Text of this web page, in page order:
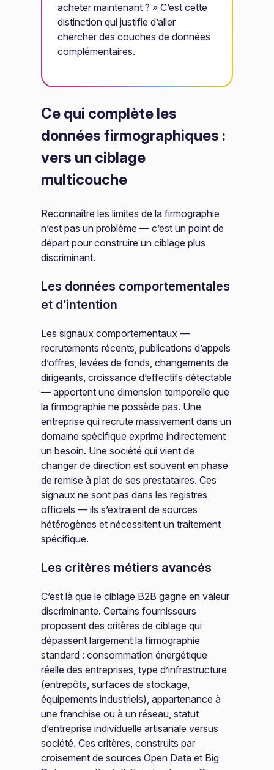
acheter maintenant ? » C’est cette
distinction qui justifie d’aller
chercher des couches de données
complémentaires.
Ce qui complète les
données firmographiques :
vers un ciblage
multicouche
Reconnaître les limites de la firmographie
n’est pas un problème — c’est un point de
départ pour construire un ciblage plus
discriminant.
Les données comportementales
et d’intention
Les signaux comportementaux —
recrutements récents, publications d’appels
d’offres, levées de fonds, changements de
dirigeants, croissance d’effectifs détectable
— apportent une dimension temporelle que
la firmographie ne possède pas. Une
entreprise qui recrute massivement dans un
domaine spécifique exprime indirectement
un besoin. Une société qui vient de
changer de direction est souvent en phase
de remise à plat de ses prestataires. Ces
signaux ne sont pas dans les registres
officiels — ils s’extraient de sources
hétérogènes et nécessitent un traitement
spécifique.
Les critères métiers avancés
C’est là que le ciblage B2B gagne en valeur
discriminante. Certains fournisseurs
proposent des critères de ciblage qui
dépassent largement la firmographie
standard : consommation énergétique
réelle des entreprises, type d’infrastructure
(entrepôts, surfaces de stockage,
équipements industriels), appartenance à
une franchise ou à un réseau, statut
d’entreprise individuelle artisanale versus
société. Ces critères, construits par
croisement de sources Open Data et Big